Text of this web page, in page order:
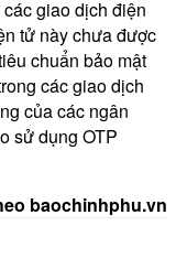
giao dịch điện
tử này chưa được
chuẩn bảo mật
các giao dịch
của các ngân
sử dụng OTP
baochinhphu.vn